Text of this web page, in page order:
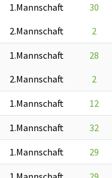
1.Mannschaft 30
2.Mannschaft
2
1.Mannschaft 28
2.Mannschaft
2
1.Mannschaft 12
1.Mannschaft 32
1.Mannschaft 29